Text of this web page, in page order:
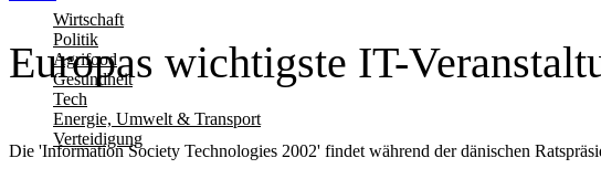
Wirtschaft
Politik
Agrifood
Gesundheit
Tech
Energie, Umwelt & Transport
Verteidigung
Europas wichtigste IT-
Die 'Information Society Technologies 2002' findet während der dänischen